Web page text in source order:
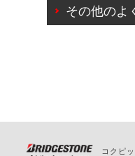
ご来店予約日の3営
の日時変更につき
その他のよ
コクピ